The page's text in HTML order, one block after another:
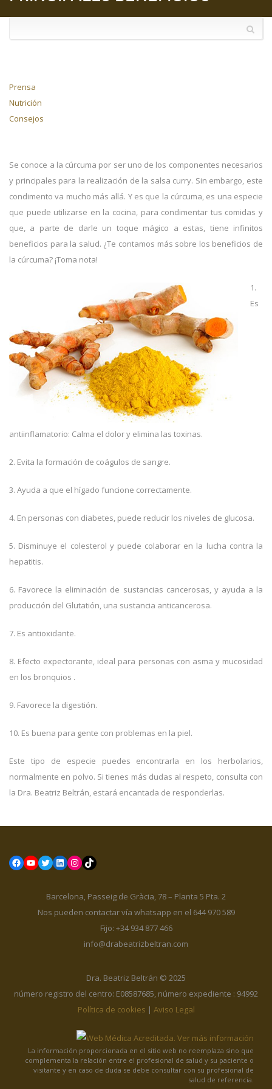
Prensa
Nutrición
Consejos
Se conoce a la cúrcuma por ser uno de los componentes necesarios
y principales para la realización de la salsa curry. Sin embargo, este
condimento va mucho más allá. Y es que la cúrcuma, es una especie
que puede utilizarse en la cocina, para condimentar tus comidas y
que, a parte de darle un toque mágico a estas, tiene infinitos
beneficios para la salud. ¿Te contamos más sobre los beneficios de
la cúrcuma? ¡Toma nota!
1.
Es
antiinflamatorio: Calma el dolor y elimina las toxinas.
2. Evita la formación de coágulos de sangre.
3. Ayuda a que el hígado funcione correctamente.
4. En personas con diabetes, puede reducir los niveles de glucosa.
5. Disminuye el colesterol y puede colaborar en la lucha contra la
hepatitis.
6. Favorece la eliminación de sustancias cancerosas, y ayuda a la
producción del Glutatión, una sustancia anticancerosa.
7. Es antioxidante.
8. Efecto expectorante, ideal para personas con asma y mucosidad
en los bronquios .
9. Favorece la digestión.
10. Es buena para gente con problemas en la piel.
Este tipo de especie puedes encontrarla en los herbolarios,
normalmente en polvo. Si tienes más dudas al respeto, consulta con
la Dra. Beatriz Beltrán, estará encantada de responderlas.
Facebook
YouTube
Twitter
LinkedIn
Instagram
TikTok
Barcelona, Passeig de Gràcia, 78 – Planta 5 Pta. 2
Nos pueden contactar vía whatsapp en el 644 970 589
Fijo: +34 934 877 466
info@drabeatrizbeltran.com
Dra. Beatriz Beltrán © 2025
número registro del centro: E08587685, número expediente : 94992
Política de cookies | Aviso Legal
La información proporcionada en el sitio web no reemplaza sino que
complementa la relación entre el profesional de salud y su paciente o
visitante y en caso de duda se debe consultar con su profesional de
salud de referencia.